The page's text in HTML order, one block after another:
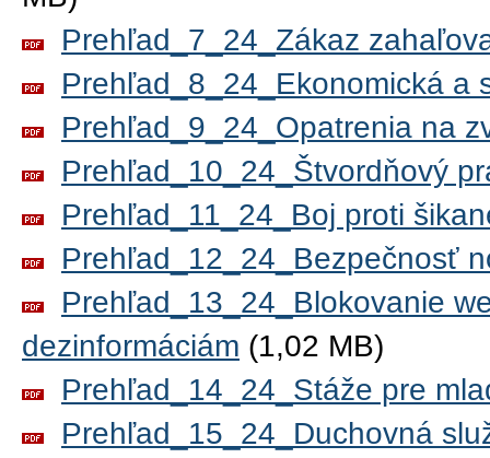
Prehľad_7_24_Zákaz
Prehľad_8_24_Ekonomická a
Prehľad_9_24_Opatrenia na
Prehľad_10_24_Štvordňový
Prehľad_11_24_Boj proti
Prehľad_12_24_Bezpečnosť
Prehľad_13_24_Blokovanie
dezinformáciám (1,02 MB)
Prehľad_14_24_Stáže pre
Prehľad_15_24_Duchovná